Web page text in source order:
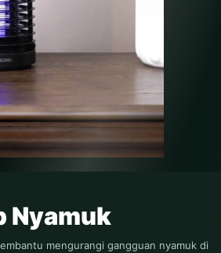
Nyamuk
mengurangi gangguan nyamuk di